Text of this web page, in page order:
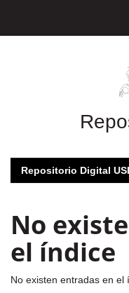
Repositorio Digital
No
el índice
No existen entradas en el